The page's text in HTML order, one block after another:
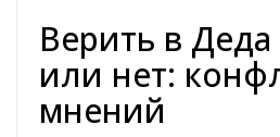
Верить в
или нет:
мнений